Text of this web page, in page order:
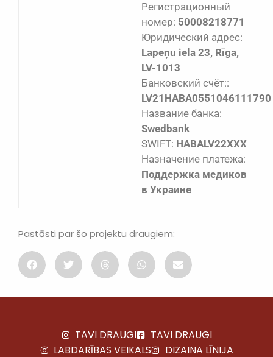
Регистрационный
номер: 50008218771
Юридический адрес:
Lapeņu iela 23, Rīga,
LV-1013
Банковский счёт::
LV21HABA0551046111790
Название банка:
Swedbank
SWIFT: HABALV22XXX
Назначение платежа:
Поддержка медиков
в Украине
Pastāsti par šo projektu draugiem:
TAVI DRAUGI
TAVI DRAUGI
LABDARĪBAS VEIKALS
DIZAINA LĪNIJA